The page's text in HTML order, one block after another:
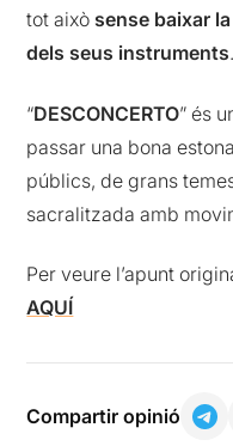
tot això sense baixar
dels seus instruments.
“DESCONCERTO” és
passar una bona
públics, de grans
sacralitzada amb
Per veure l’apunt
AQUÍ
Compartir opinió